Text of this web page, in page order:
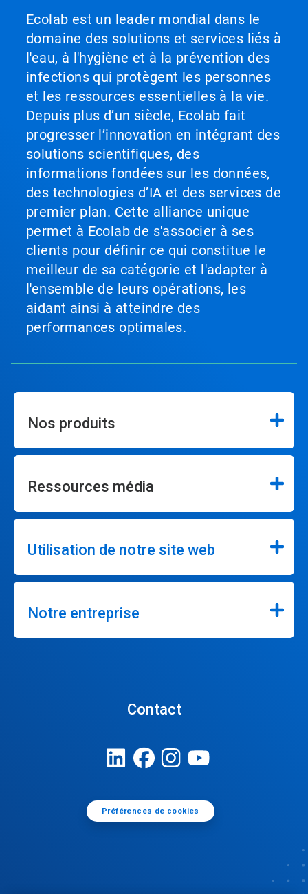
Ecolab est un leader mondial dans le
domaine des solutions et services liés à
l'eau, à l'hygiène et à la prévention des
infections qui protègent les personnes
et les ressources essentielles à la vie.
Depuis plus d’un siècle, Ecolab fait
progresser l’innovation en intégrant des
solutions scientifiques, des
informations fondées sur les données,
des technologies d’IA et des services de
premier plan. Cette alliance unique
permet à Ecolab de s'associer à ses
clients pour définir ce qui constitue le
meilleur de sa catégorie et l'adapter à
l'ensemble de leurs opérations, les
aidant ainsi à atteindre des
performances optimales.
Nos produits
Ressources média
Utilisation de notre site web
Notre entreprise
Contact
Préférences de cookies